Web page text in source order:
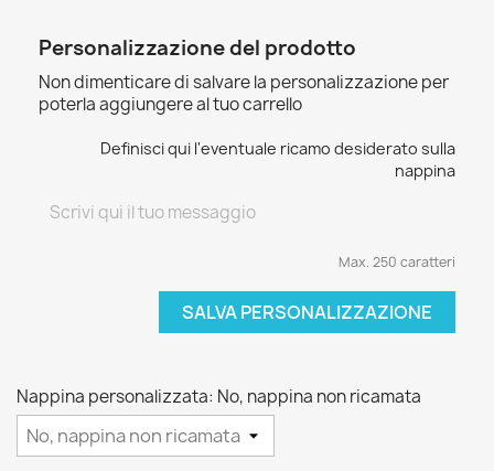
Personalizzazione del prodotto
Non dimenticare di salvare la personalizzazione per
poterla aggiungere al tuo carrello
Definisci qui l'eventuale ricamo desiderato sulla
nappina
Max. 250 caratteri
SALVA PERSONALIZZAZIONE
Nappina personalizzata: No, nappina non ricamata